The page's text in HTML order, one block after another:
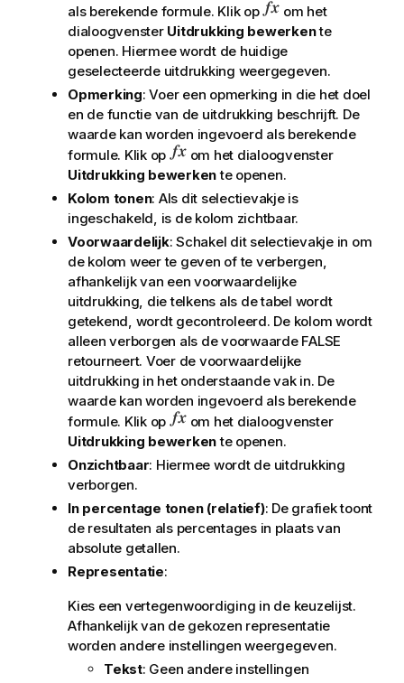
als berekende formule. Klik op
om het
dialoogvenster Uitdrukking bewerkente
openen. Hiermee wordt de huidige
geselecteerde uitdrukking weergegeven.
Opmerking: Voer een opmerking in die het doel
en de functie van de uitdrukking beschrijft. De
waarde kan worden ingevoerd als berekende
formule. Klik op
om het dialoogvenster
Uitdrukking bewerkente openen.
Kolom tonen: Als dit selectievakje is
ingeschakeld, is de kolom zichtbaar.
Voorwaardelijk: Schakel dit selectievakje in om
de kolom weer te geven of te verbergen,
afhankelijk van een voorwaardelijke
uitdrukking, die telkens als de tabel wordt
getekend, wordt gecontroleerd. De kolom wordt
alleen verborgen als de voorwaarde FALSE
retourneert. Voer de voorwaardelijke
uitdrukking in het onderstaande vak in. De
waarde kan worden ingevoerd als berekende
formule. Klik op
om het dialoogvenster
Uitdrukking bewerkente openen.
Onzichtbaar: Hiermee wordt de uitdrukking
verborgen.
In percentage tonen (relatief): De grafiek toont
de resultaten als percentages in plaats van
absolute getallen.
Representatie:
Kies een vertegenwoordiging in de keuzelijst.
Afhankelijk van de gekozen representatie
worden andere instellingen weergegeven.
Tekst: Geen andere instellingen